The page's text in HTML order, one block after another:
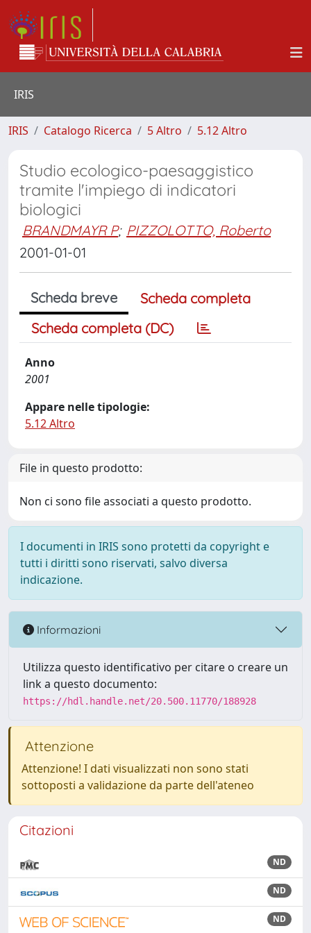
IRIS
IRIS Catalogo Ricerca 5 Altro 5.12 Altro
Studio ecologico-paesaggistico
tramite l'impiego di indicatori
biologici
BRANDMAYR P; PIZZOLOTTO, Roberto
2001-01-01
Scheda breve
Scheda completa
Scheda completa (DC)
Anno
2001
Appare nelle tipologie:
5.12 Altro
File in questo prodotto:
Non ci sono file associati a questo prodotto.
I documenti in IRIS sono protetti da copyright e
tutti i diritti sono riservati, salvo diversa
indicazione.
Informazioni
Utilizza questo identificativo per citare o creare un
link a questo documento:
https://hdl.handle.net/20.500.11770/188928
Attenzione
Attenzione! I dati visualizzati non sono stati
sottoposti a validazione da parte dell'ateneo
Citazioni
ND
ND
ND